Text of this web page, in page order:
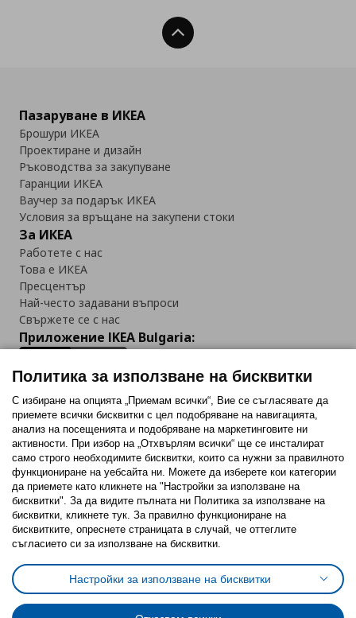
Нагоре
Пазаруване в ИКЕА
Брошури ИКЕА
Проектиране и дизайн
Ръководства за закупуване
Гаранции ИКЕА
Ваучер за подарък ИКЕА
Условия за връщане на закупени стоки
За ИКЕА
Работете с нас
Това е ИКЕА
Пресцентър
Най-често задавани въпроси
Свържете се с нас
Приложение IKEA Bulgaria:
Последвайте ни:
FacebookTwitterYoutubePinterestInstagram
Политика за използване на бисквитки (Cookies)
Избор на настройки за използване на бисквитки
Условия за ползване на ikea.bgОбща политика за личните данни
Политика за защита на личните данни на ikea.bg
Общи условия на програма IKEA Family
Политика за използване на бисквитки
С избиране на опцията „Приемам всички“, Вие се съгласявате да
приемете всички бисквитки с цел подобряване на навигацията,
анализ на посещенията и подобряване на маркетинговите ни
активности. При избор на „Отхвърлям всички“ ще се инсталират
само строго необходимитe бисквитки, които са нужни за правилното
функциониране на уебсайта ни. Можете да изберете кои категории
да приемете като кликнете на "Настройки за използване на
бисквитки". За да видите пълната ни Политика за използване на
бисквитки, кликнете тук. За правилно функциониране на
бисквитките, опреснете страницата в случай, че оттеглите
съгласието си за използване на бисквитки.
Настройки за използване на бисквитки